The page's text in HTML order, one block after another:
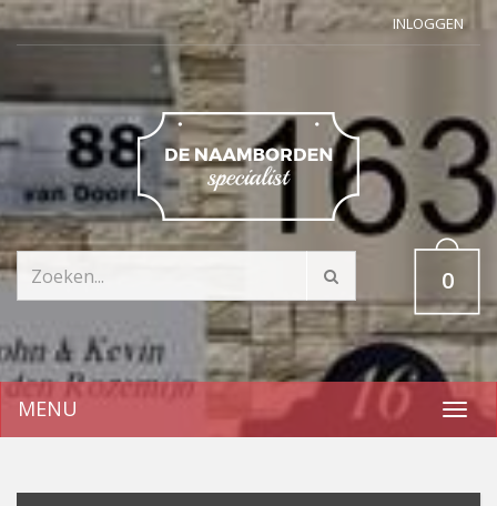
INLOGGEN
0
MENU